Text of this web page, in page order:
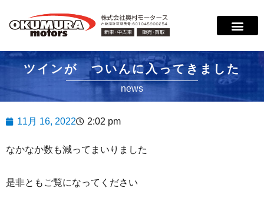
ツインが ついんに入ってきました
news
11月 16, 2022 2:02 pm
なかなか数も減ってまいりました
是非ともご覧になってください